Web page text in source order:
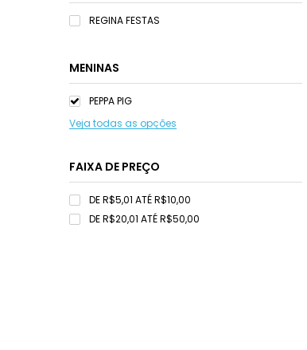
REGINA FESTAS
MENINAS
PEPPA PIG
Veja todas as opções
FAIXA DE PREÇO
DE R$5,01 ATÉ R$10,00
DE R$20,01 ATÉ R$50,00